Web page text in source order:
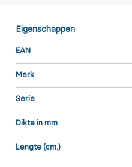
Eigenschappen
EAN
Merk
Serie
Dikte in mm
Lengte (cm.)